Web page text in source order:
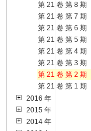
第 21 卷 第 8 期
第 21 卷 第 7 期
第 21 卷 第 6 期
第 21 卷 第 5 期
第 21 卷 第 4 期
第 21 卷 第 3 期
第 21 卷 第 2 期
第 21 卷 第 1 期
2016 年
2015 年
2014 年